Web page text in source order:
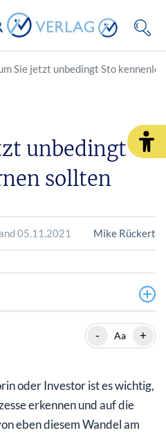
Sie jetzt unbedingt Sto
unbedingt
sollten
05.11.2021 Mike Rückert
Fassadendämmung
- Aa +
oder Investor ist es wichtig,
erkennen und auf die
eben diesem Wandel am